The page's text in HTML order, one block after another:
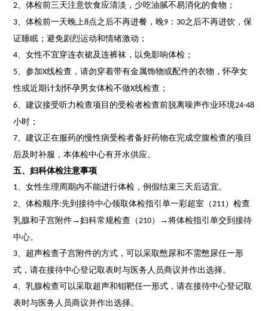
2、体检前三天注意饮食应清淡，少吃油腻不易消化的食物；
3、体检前一天晚上8点之后不再进餐，晚9 ： 30之后不再进饮，保
证睡眠；避免剧烈运动和情绪激动；
4、女性不宜穿连衣裙及连裤袜，以免影响体检；
5、参加X线检查，请勿穿着带有金属饰物或配件的衣物，怀孕女
性或近期计划怀孕男女体检不做X线检查；
6、建议接受听力检查项目的受检者检查前脱离噪声作业环境24-48
小时；
7、建议正在服药的慢性病受检者备好药物在完成空腹检查的项目
后及时补服，本体检中心有开水供应。
五、妇科体检注意事项
1、女性生理周期内不能进行体检，例假结束三天后适宜。
2、体检顺序:先到接待中心领取体检指引单一彩超室 （211）检查
乳腺和子宫附件→妇科常规检查 （210） →将体检指引单交到接待
中心。
3、超声检查子宫附件的方式，可以采取憋尿和不需憋尿任一形
式，请在接待中心登记取表时与 医务 人员商议并作出选择。
4、乳腺检查可以采取超声和钼靶任一形式，请在接待中心登记取
表时与 医务 人员商议并作出选择。